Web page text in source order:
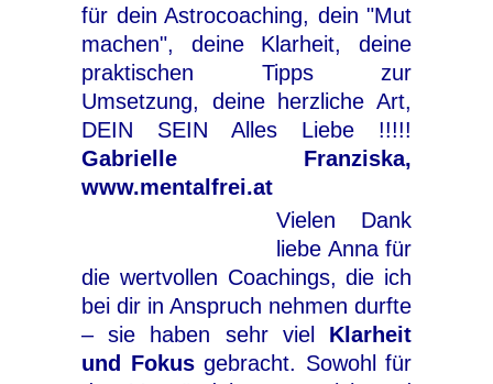
für dein Astrocoaching, dein "Mut
machen", deine Klarheit, deine
praktischen Tipps zur
Umsetzung, deine herzliche Art,
DEIN SEIN Alles Liebe !!!!!
Gabrielle Franziska,
www.mentalfrei.at
Vielen Dank
liebe Anna für
die wertvollen Coachings, die ich
bei dir in Anspruch nehmen durfte
– sie haben sehr viel Klarheit
und Fokusgebracht. Sowohl für